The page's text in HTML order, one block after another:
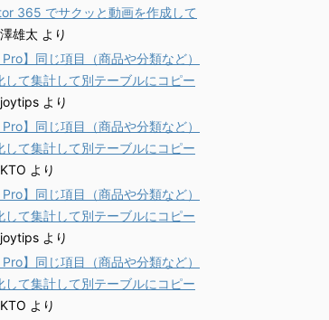
365 でサクッと動画を作成して
雄太 より
Pro】同じ項目（商品や分類など）
して集計して別テーブルにコピー
joytips より
Pro】同じ項目（商品や分類など）
して集計して別テーブルにコピー
KTO より
Pro】同じ項目（商品や分類など）
して集計して別テーブルにコピー
joytips より
Pro】同じ項目（商品や分類など）
して集計して別テーブルにコピー
KTO より